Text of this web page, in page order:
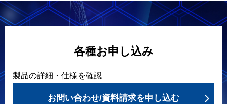
各種お申し込み
製品の詳細・仕様を確認
お問い合わせ/資料請求を申し込む